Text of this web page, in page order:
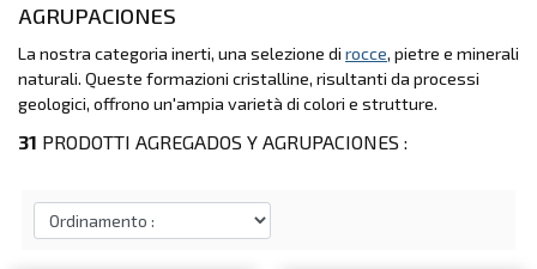
AGRUPACIONES
La nostra categoria inerti, una selezione di rocce, pietre e minerali
naturali. Queste formazioni cristalline, risultanti da processi
geologici, offrono un'ampia varietà di colori e strutture.
31 PRODOTTI AGREGADOS Y AGRUPACIONES :